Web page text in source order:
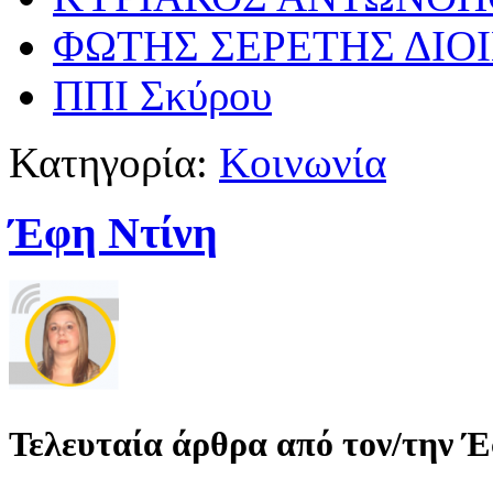
ΦΩΤΗΣ ΣΕΡΕΤΗΣ
ΠΠΙ Σκύρου
Κατηγορία: Κοινωνία
Έφη Ντίνη
Τελευταία άρθρα από τον/την